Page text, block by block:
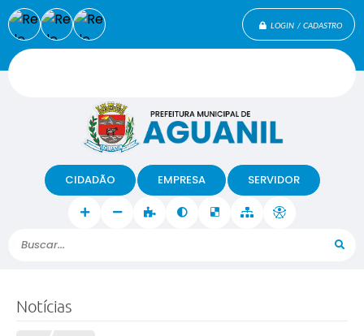
LOGIN / CADASTRO
Buscar...
CIDADÃO EMPRESA SERVIDOR
Notícias